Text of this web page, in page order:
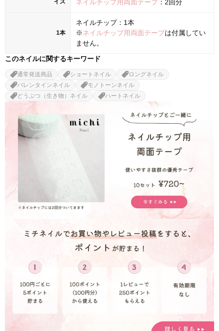
イズ ネイルチップ用両面テープ ：2回分
1本
ネイルチップ：1本
※ネイルチップ用両面テープは付属してい
ません。
このネイルに関するキーワード
通常発送商品 ショートネイル
ロングネイル
バレンタインネイル
モノトーンネイル
どうぶつ（生き物）ネイル
ハートネイル